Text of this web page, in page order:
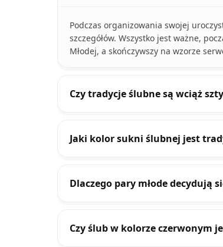
Podczas organizowania swojej
szczegółów. Wszystko jest ważne,
Młodej, a skończywszy na wzorze
Czy tradycje ślubne są wciąż
Jaki kolor sukni ślubnej jest
Dlaczego pary młode decydują
Czy ślub w kolorze czerwonym